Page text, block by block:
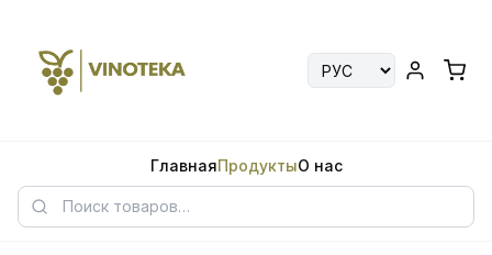
ГлавнаяПродуктыО нас